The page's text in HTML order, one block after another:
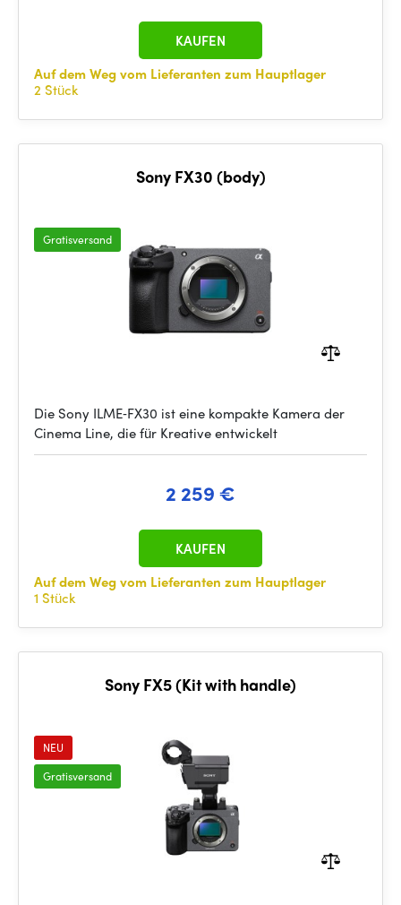
Auf dem Weg vom Lieferanten zum Hauptlager
2 Stück
KAUFEN
Sony FX30 (body)
Gratisversand
Die Sony ILME‑FX30 ist eine kompakte Kamera der
Cinema Line, die für Kreative entwickelt
2 259 €
Auf dem Weg vom Lieferanten zum Hauptlager
1 Stück
KAUFEN
Sony FX5 (Kit with handle)
NEU
Gratisversand